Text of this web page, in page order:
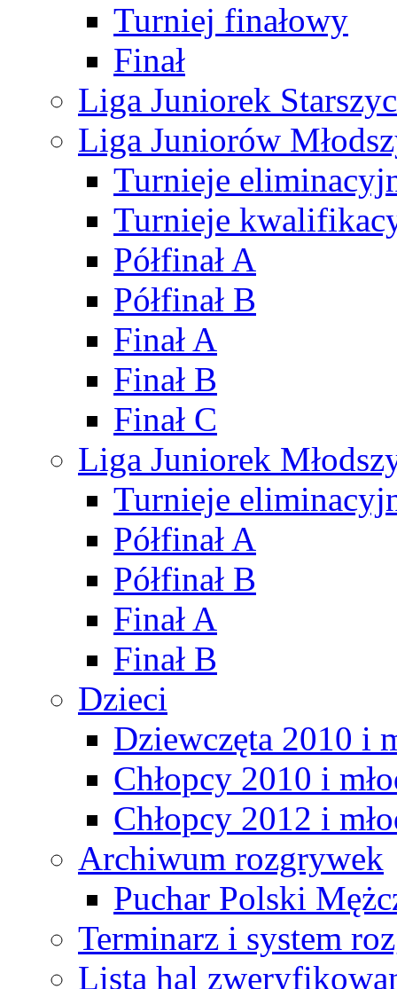
Turniej finałowy
Finał
Liga Juniorek
Liga Juniorów
Turnieje
Turnieje
Półfinał A
Półfinał B
Finał A
Finał B
Finał C
Liga Juniorek
Turnieje
Półfinał A
Półfinał B
Finał A
Finał B
Dzieci
Dziewczęta 2010 i
Chłopcy 2010 i
Chłopcy 2012 i
Archiwum rozgrywek
Puchar Polski
Terminarz i system
Lista hal